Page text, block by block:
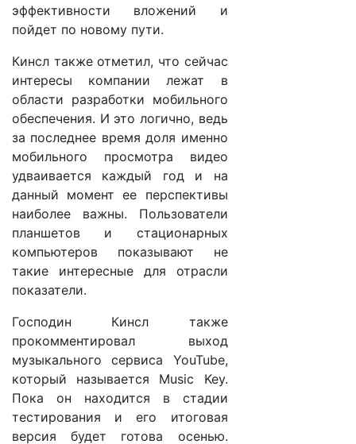
эффективности вложений и
пойдет по новому пути.
Кинсл также отметил, что сейчас
интересы компании лежат в
области разработки мобильного
обеспечения. И это логично, ведь
за последнее время доля именно
мобильного просмотра видео
удваивается каждый год и на
данный момент ее перспективы
наиболее важны. Пользователи
планшетов и стационарных
компьютеров показывают не
такие интересные для отрасли
показатели.
Господин Кинсл также
прокомментировал выход
музыкального сервиса YouTube,
который называется Music Key.
Пока он находится в стадии
тестирования и его итоговая
версия будет готова осенью.